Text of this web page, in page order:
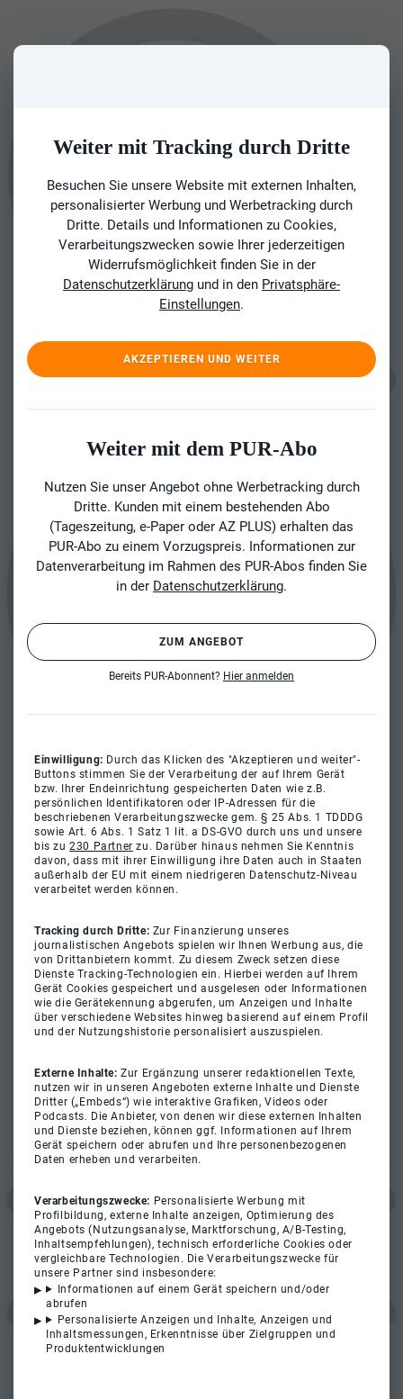
Weiter mit Tracking durch Dritte
Besuchen Sie unsere Website mit externen Inhalten,
personalisierter Werbung und Werbetracking durch
Dritte. Details und Informationen zu Cookies,
Verarbeitungszwecken sowie Ihrer jederzeitigen
Widerrufsmöglichkeit finden Sie in der
Datenschutzerklärung und in den Privatsphäre-
Einstellungen.
AKZEPTIEREN UND WEITER
Weiter mit dem PUR-Abo
Nutzen Sie unser Angebot ohne Werbetracking durch
Dritte. Kunden mit einem bestehenden Abo
(Tageszeitung, e-Paper oder AZ PLUS) erhalten das
PUR-Abo zu einem Vorzugspreis. Informationen zur
Datenverarbeitung im Rahmen des PUR-Abos finden Sie
in der Datenschutzerklärung.
ZUM ANGEBOT
Bereits PUR-Abonnent? Hier anmelden
Einwilligung: Durch das Klicken des "Akzeptieren und weiter"-
Buttons stimmen Sie der Verarbeitung der auf Ihrem Gerät
bzw. Ihrer Endeinrichtung gespeicherten Daten wie z.B.
persönlichen Identifikatoren oder IP-Adressen für die
beschriebenen Verarbeitungszwecke gem. § 25 Abs. 1 TDDDG
sowie Art. 6 Abs. 1 Satz 1 lit. a DS-GVO durch uns und unsere
bis zu230 Partner zu. Darüber hinaus nehmen Sie Kenntnis
davon, dass mit ihrer Einwilligung ihre Daten auch in Staaten
außerhalb der EU mit einem niedrigeren Datenschutz-Niveau
verarbeitet werden können.
Tracking durch Dritte: Zur Finanzierung unseres
journalistischen Angebots spielen wir Ihnen Werbung aus, die
von Drittanbietern kommt. Zu diesem Zweck setzen diese
Dienste Tracking-Technologien ein. Hierbei werden auf Ihrem
Gerät Cookies gespeichert und ausgelesen oder Informationen
wie die Gerätekennung abgerufen, um Anzeigen und Inhalte
über verschiedene Websites hinweg basierend auf einem Profil
und der Nutzungshistorie personalisiert auszuspielen.
Externe Inhalte:Zur Ergänzung unserer redaktionellen Texte,
nutzen wir in unseren Angeboten externe Inhalte und Dienste
Dritter („Embeds“) wie interaktive Grafiken, Videos oder
Podcasts. Die Anbieter, von denen wir diese externen Inhalten
und Dienste beziehen, können ggf. Informationen auf Ihrem
Gerät speichern oder abrufen und Ihre personenbezogenen
Daten erheben und verarbeiten.
Verarbeitungszwecke: Personalisierte Werbung mit
Profilbildung, externe Inhalte anzeigen, Optimierung des
Angebots (Nutzungsanalyse, Marktforschung, A/B-Testing,
Inhaltsempfehlungen), technisch erforderliche Cookies oder
vergleichbare Technologien. Die Verarbeitungszwecke für
unsere Partner sind insbesondere:
Informationen auf einem Gerät speichern und/oder
abrufen
Personalisierte Anzeigen und Inhalte, Anzeigen und
Inhaltsmessungen, Erkenntnisse über Zielgruppen und
Produktentwicklungen